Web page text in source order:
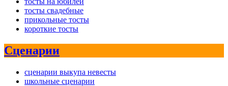
тосты свадебные
прикольные тосты
короткие тосты
Сценарии
сценарии выкупа невесты
школьные сценарии